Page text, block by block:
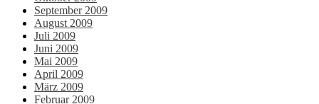
September 2009
August 2009
Juli 2009
Juni 2009
Mai 2009
April 2009
März 2009
Februar 2009